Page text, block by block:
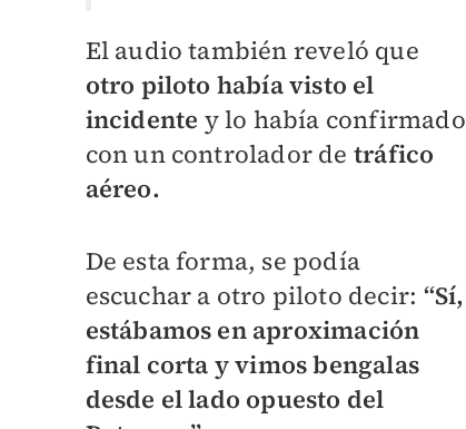
El audio también reveló que
otro piloto había visto el
incidente y lo había confirmado
con un controlador de tráfico
aéreo.
De esta forma, se podía
escuchar a otro piloto decir: “Sí,
estábamos en aproximación
final corta y vimos bengalas
desde el lado opuesto del